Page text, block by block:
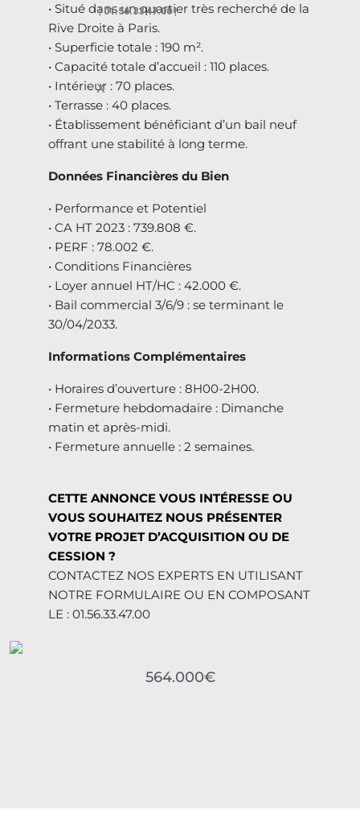
| 01.56.33 47.00 |
X
• Situé dans un quartier très recherché de la
Rive Droite à Paris.
• Superficie totale : 190 m².
• Capacité totale d’accueil : 110 places.
• Intérieur : 70 places.
• Terrasse : 40 places.
• Établissement bénéficiant d’un bail neuf
offrant une stabilité à long terme.
Données Financières du Bien
• Performance et Potentiel
• CA HT 2023 : 739.808 €.
• PERF : 78.002 €.
• Conditions Financières
• Loyer annuel HT/HC : 42.000 €.
• Bail commercial 3/6/9 : se terminant le
30/04/2033.
Informations Complémentaires
• Horaires d’ouverture : 8H00-2H00.
• Fermeture hebdomadaire : Dimanche
matin et après-midi.
• Fermeture annuelle : 2 semaines.
CETTE ANNONCE VOUS INTÉRESSE OU
VOUS SOUHAITEZ NOUS PRÉSENTER
VOTRE PROJET D’ACQUISITION OU DE
CESSION ?
CONTACTEZ NOS EXPERTS EN UTILISANT
NOTRE FORMULAIRE OU EN COMPOSANT
LE : 01.56.33.47.00
564.000€